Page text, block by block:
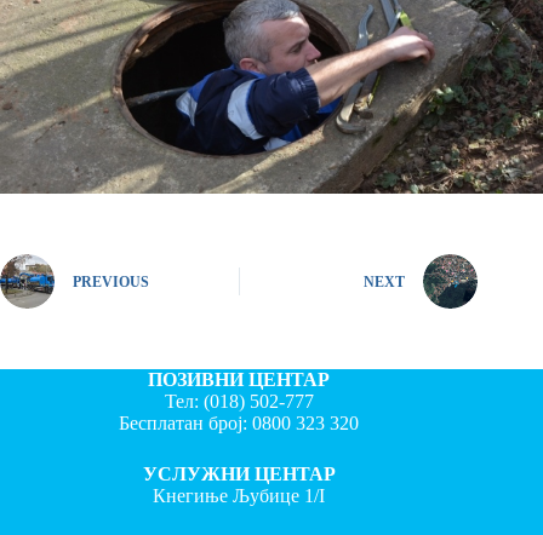
PREVIOUS NEXT
ПОЗИВНИ ЦЕНТАР
Тел: (018) 502-777
Бесплатан број:0800 323 320
УСЛУЖНИ ЦЕНТАР
Кнегиње Љубице 1/I